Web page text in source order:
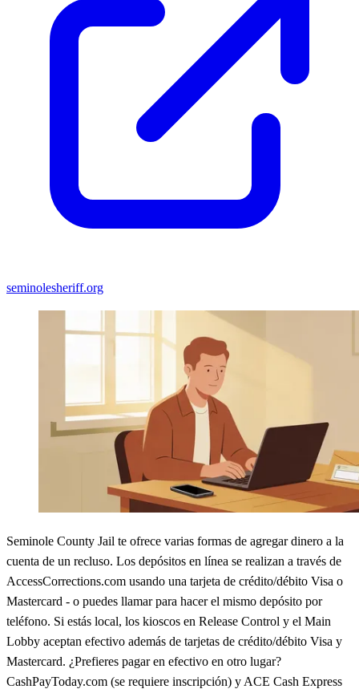
seminolesheriff.org
Seminole County Jail te ofrece varias formas de agregar dinero a la
cuenta de un recluso. Los depósitos en línea se realizan a través de
AccessCorrections.com usando una tarjeta de crédito/débito Visa o
Mastercard - o puedes llamar para hacer el mismo depósito por
teléfono. Si estás local, los kioscos en Release Control y el Main
Lobby aceptan efectivo además de tarjetas de crédito/débito Visa y
Mastercard. ¿Prefieres pagar en efectivo en otro lugar?
CashPayToday.com (se requiere inscripción) y ACE Cash Express